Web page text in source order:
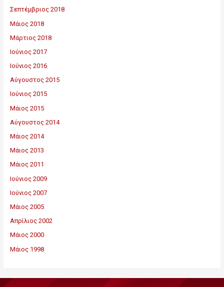
Σεπτέμβριος 2018
Μάιος 2018
Μάρτιος 2018
Ιούνιος 2017
Ιούνιος 2016
Αύγουστος 2015
Ιούνιος 2015
Μάιος 2015
Αύγουστος 2014
Μάιος 2014
Μάιος 2013
Μάιος 2011
Ιούνιος 2009
Ιούνιος 2007
Μάιος 2005
Απρίλιος 2002
Μάιος 2000
Μάιος 1998